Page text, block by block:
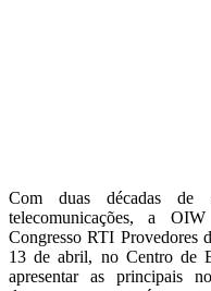
Com duas décadas de
telecomunicações, a
Congresso RTI Provedores
13 de abril, no Centro de
apresentar as principais